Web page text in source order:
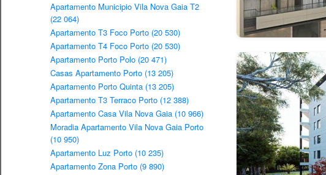
Apartamento Municipio Vila Nova Gaia T2
(22 064)
Apartamento T3 Foco Porto (20 530)
Apartamento T4 Foco Porto (20 530)
Apartamento Porto Polo (20 471)
Casas Apartamento Porto (13 205)
Apartamento Porto Quinta (13 205)
Apartamento T3 Terraco Porto (12 388)
Apartamento Casa Vila Nova Gaia (10 966)
Moradia Apartamento Vila Nova Gaia Porto
(10 950)
Apartamento Luz Porto (10 235)
Apartamento Zona Porto (9 890)